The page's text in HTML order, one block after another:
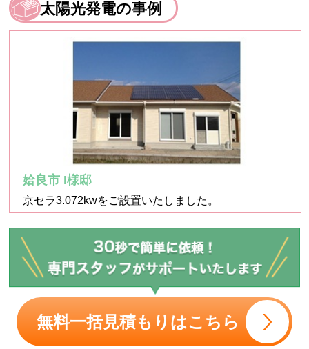
太陽光発電の事例
姶良市 I様邸
京セラ3.072kwをご設置いたしました。
無料一括見積もりはこちら